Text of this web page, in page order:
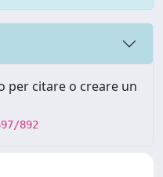
per citare o creare un
892